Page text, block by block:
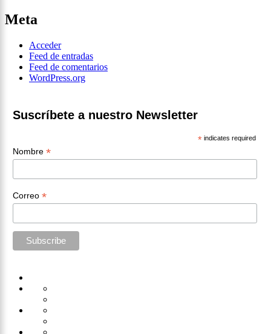
Meta
Acceder
Feed de entradas
Feed de comentarios
WordPress.org
Suscríbete a nuestro Newsletter
* indicates required
Nombre *
Correo *
Administración
Capacitación
Desarrollo